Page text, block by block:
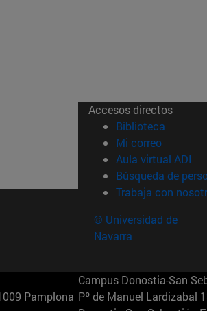
Accesos directos
Biblioteca (abre
Mi correo(abre en
Aula virtual ADI
Búsqueda de
Trabaja con
© Universidad de
Navarra
Pamplona
Campus Donostia-San
Pº de Manuel Lardizabal